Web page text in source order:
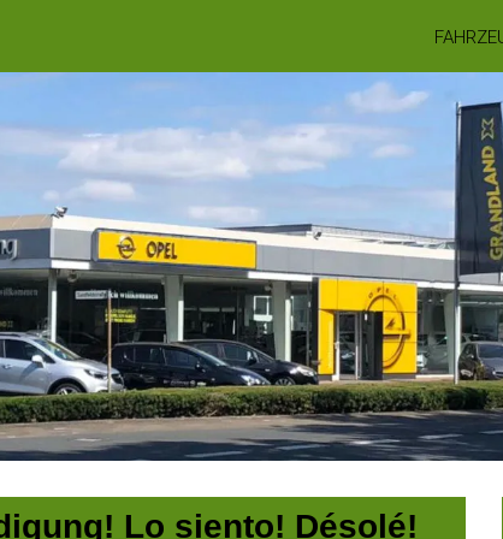
Lo siento! Désolé!